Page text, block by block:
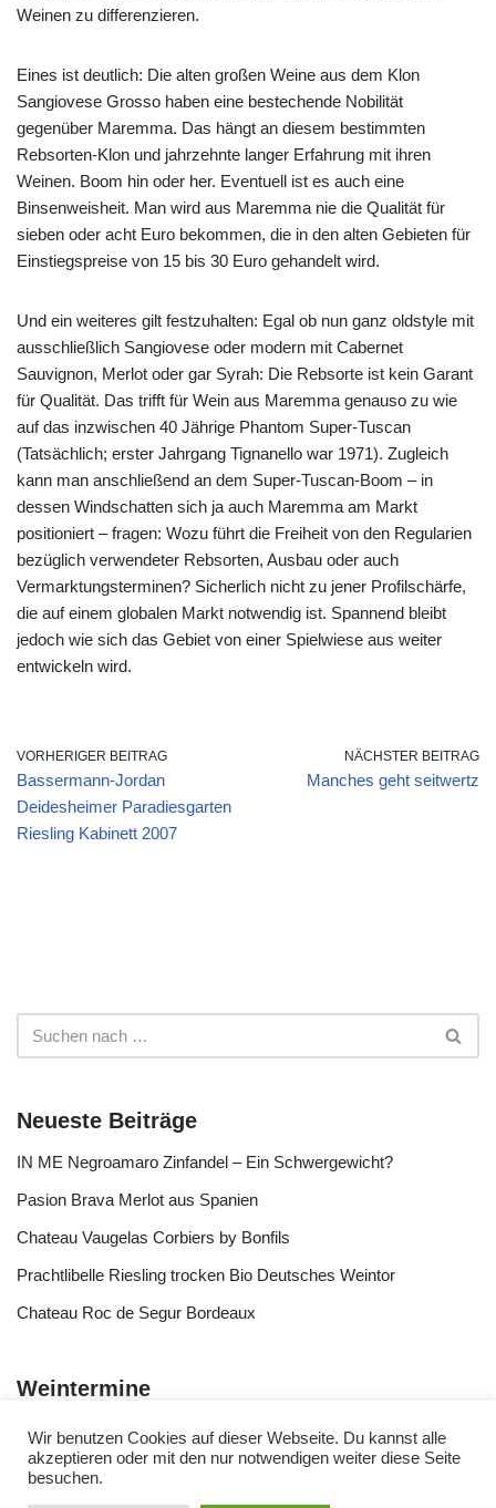
Weinen zu differenzieren.
Eines ist deutlich: Die alten großen Weine aus dem Klon
Sangiovese Grosso haben eine bestechende Nobilität
gegenüber Maremma. Das hängt an diesem bestimmten
Rebsorten-Klon und jahrzehnte langer Erfahrung mit ihren
Weinen. Boom hin oder her. Eventuell ist es auch eine
Binsenweisheit. Man wird aus Maremma nie die Qualität für
sieben oder acht Euro bekommen, die in den alten Gebieten für
Einstiegspreise von 15 bis 30 Euro gehandelt wird.
Und ein weiteres gilt festzuhalten: Egal ob nun ganz oldstyle mit
ausschließlich Sangiovese oder modern mit Cabernet
Sauvignon, Merlot oder gar Syrah: Die Rebsorte ist kein Garant
für Qualität. Das trifft für Wein aus Maremma genauso zu wie
auf das inzwischen 40 Jährige Phantom Super-Tuscan
(Tatsächlich; erster Jahrgang Tignanello war 1971). Zugleich
kann man anschließend an dem Super-Tuscan-Boom – in
dessen Windschatten sich ja auch Maremma am Markt
positioniert – fragen: Wozu führt die Freiheit von den Regularien
bezüglich verwendeter Rebsorten, Ausbau oder auch
Vermarktungsterminen? Sicherlich nicht zu jener Profilschärfe,
die auf einem globalen Markt notwendig ist. Spannend bleibt
jedoch wie sich das Gebiet von einer Spielwiese aus weiter
entwickeln wird.
VORHERIGER BEITRAG
Bassermann-Jordan
Deidesheimer Paradiesgarten
Riesling Kabinett 2007
NÄCHSTER BEITRAG
Manches geht seitwertz
Neueste Beiträge
IN ME Negroamaro Zinfandel – Ein Schwergewicht?
Pasion Brava Merlot aus Spanien
Chateau Vaugelas Corbiers by Bonfils
Prachtlibelle Riesling trocken Bio Deutsches Weintor
Chateau Roc de Segur Bordeaux
Weintermine
Wir benutzen Cookies auf dieser Webseite. Du kannst alle
akzeptieren oder mit den nur notwendigen weiter diese Seite
besuchen.